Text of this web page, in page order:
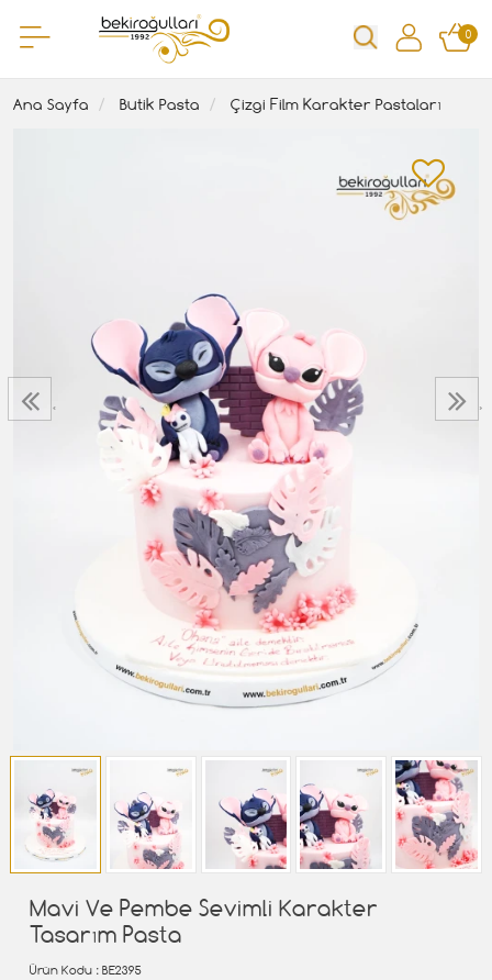
0
Ana Sayfa Butik Pasta Çizgi Film Karakter Pastaları
‹ ›
Mavi Ve Pembe Sevimli Karakter
Tasarım Pasta
Ürün Kodu : BE2395